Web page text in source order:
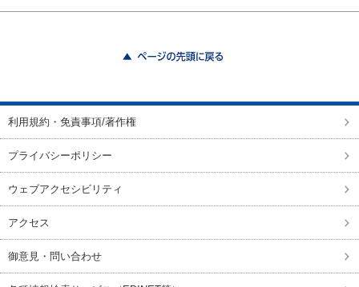
利用規約・免責事項/著作権
プライバシーポリシー
ウェブアクセシビリティ
アクセス
御意見・問い合わせ